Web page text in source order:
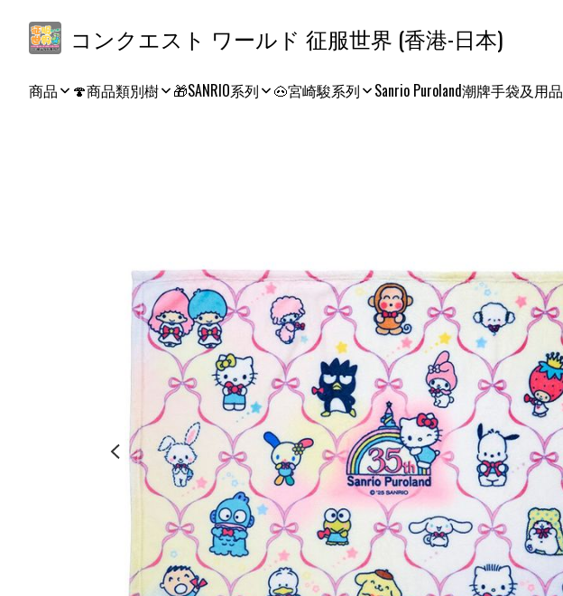
コンクエスト ワールド 征服世界 (香港-日本)
商品 🍄商品類別樹 🎁SANRIO系列 🐽宮崎駿系列 Sanrio Puroland潮牌手袋及用品